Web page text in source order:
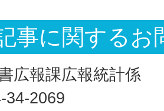
事に関するお
広報課広報統計係
34-2069